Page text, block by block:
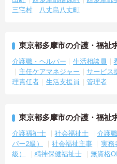
三宅村
八丈島八丈町
東京都多摩市の介護・福祉
介護職・ヘルパー 生活相談員
主任ケアマネジャー
サービス
理責任者
生活支援員 管理者
東京都多摩市の介護・福祉
介護福祉士 社会福祉士
介護
パー2級）
社会福祉主事
実務
級）
精神保健福祉士 無資格